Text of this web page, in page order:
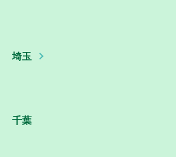
埼玉
千葉